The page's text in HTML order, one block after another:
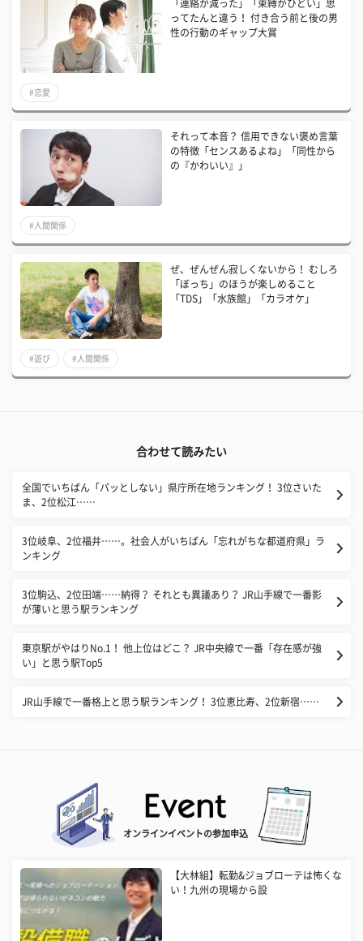
「連絡が減った」「束縛がひどい」思
ってたんと違う！ 付き合う前と後の男
性の行動のギャップ大賞
#恋愛
それって本音？ 信用できない褒め言葉
の特徴「センスあるよね」「同性から
の『かわいい』」
#人間関係
ぜ、ぜんぜん寂しくないから！ むしろ
「ぼっち」のほうが楽しめること
「TDS」「水族館」「カラオケ」
#遊び #人間関係
合わせて読みたい
全国でいちばん「パッとしない」県庁所在地ランキング！ 3位さいた
ま、2位松江……
3位岐阜、2位福井……。社会人がいちばん「忘れがちな都道府県」ラ
ンキング
3位駒込、2位田端……納得？ それとも異議あり？ JR山手線で一番影
が薄いと思う駅ランキング
東京駅がやはりNo.1！ 他上位はどこ？ JR中央線で一番「存在感が強
い」と思う駅Top5
JR山手線で一番格上と思う駅ランキング！ 3位恵比寿、2位新宿……
オンラインイベントの参加申込
【大林組】転勤&ジョブローテは怖くな
い！九州の現場から設